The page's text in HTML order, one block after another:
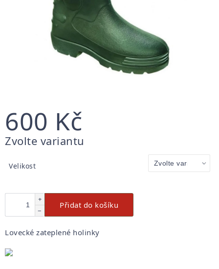
600 Kč
Měrná
Zvolte variantu
Velikost
+
−
Přidat do košíku
Lovecké zateplené holinky